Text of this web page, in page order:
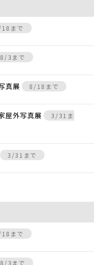
まで
8/3まで
真展 8/18まで
屋外写真展
3/31ま
3/31まで
まで
8/3まで